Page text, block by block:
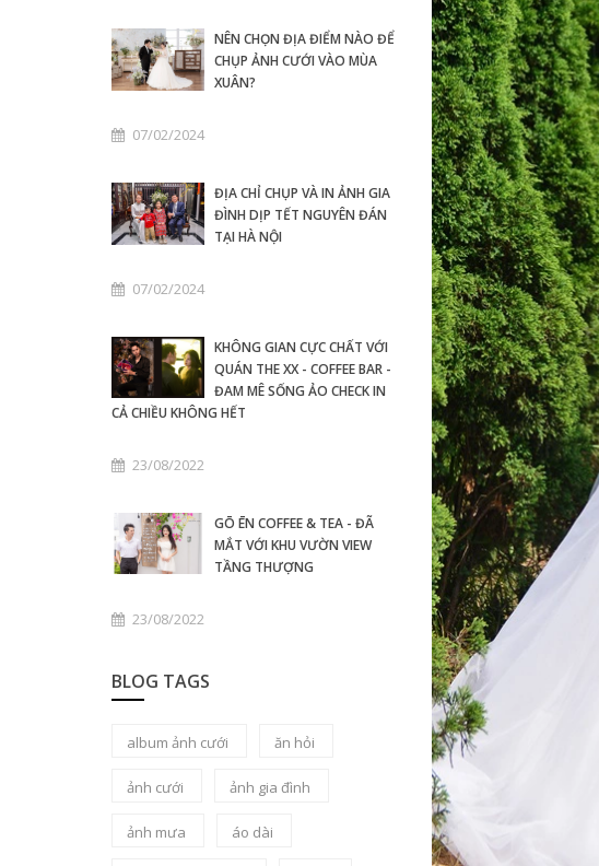
NÊN CHỌN ĐỊA ĐIỂM NÀO ĐỂ
CHỤP ẢNH CƯỚI VÀO MÙA
XUÂN?
07/02/2024
ĐỊA CHỈ CHỤP VÀ IN ẢNH GIA
ĐÌNH DỊP TẾT NGUYÊN ĐÁN
TẠI HÀ NỘI
07/02/2024
KHÔNG GIAN CỰC CHẤT VỚI
QUÁN THE XX - COFFEE BAR -
ĐAM MÊ SỐNG ẢO CHECK IN
CẢ CHIỀU KHÔNG HẾT
23/08/2022
GŌ ĒN COFFEE & TEA - ĐÃ
MẮT VỚI KHU VƯỜN VIEW
TẦNG THƯỢNG
23/08/2022
BLOG TAGS
album ảnh cưới ăn hỏi
ảnh cưới ảnh gia đình
ảnh mưa áo dài